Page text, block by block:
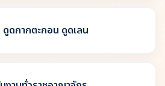
ดกากตะกอน ดูดเลน